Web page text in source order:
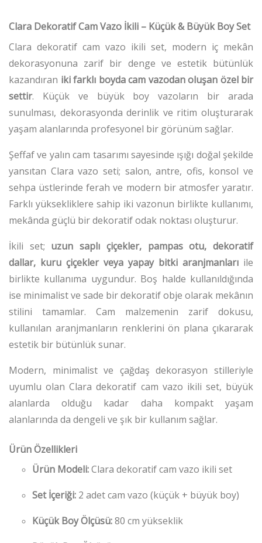
Clara Dekoratif Cam Vazo İkili – Küçük & Büyük Boy Set
Clara dekoratif cam vazo ikili set, modern iç mekân
dekorasyonuna zarif bir denge ve estetik bütünlük
kazandıran iki farklı boyda cam vazodan oluşan özel bir
settir. Küçük ve büyük boy vazoların bir arada
sunulması, dekorasyonda derinlik ve ritim oluşturarak
yaşam alanlarında profesyonel bir görünüm sağlar.
Şeffaf ve yalın cam tasarımı sayesinde ışığı doğal şekilde
yansıtan Clara vazo seti; salon, antre, ofis, konsol ve
sehpa üstlerinde ferah ve modern bir atmosfer yaratır.
Farklı yüksekliklere sahip iki vazonun birlikte kullanımı,
mekânda güçlü bir dekoratif odak noktası oluşturur.
İkili set; uzun saplı çiçekler, pampas otu, dekoratif
dallar, kuru çiçekler veya yapay bitki aranjmanları ile
birlikte kullanıma uygundur. Boş halde kullanıldığında
ise minimalist ve sade bir dekoratif obje olarak mekânın
stilini tamamlar. Cam malzemenin zarif dokusu,
kullanılan aranjmanların renklerini ön plana çıkararak
estetik bir bütünlük sunar.
Modern, minimalist ve çağdaş dekorasyon stilleriyle
uyumlu olan Clara dekoratif cam vazo ikili set, büyük
alanlarda olduğu kadar daha kompakt yaşam
alanlarında da dengeli ve şık bir kullanım sağlar.
Ürün Özellikleri
Ürün Modeli:Clara dekoratif cam vazo ikili set
Set İçeriği: 2 adet cam vazo (küçük + büyük boy)
Küçük Boy Ölçüsü:80 cm yükseklik